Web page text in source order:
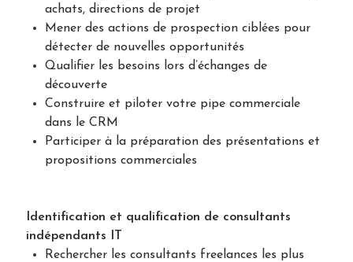
achats, directions de projet
Mener des actions de prospection ciblées pour
détecter de nouvelles opportunités
Qualifier les besoins lors d’échanges de
découverte
Construire et piloter votre pipe commerciale
dans le CRM
Participer à la préparation des présentations et
propositions commerciales
Identification et qualification de consultants
indépendants IT
Rechercher les consultants freelances les plus